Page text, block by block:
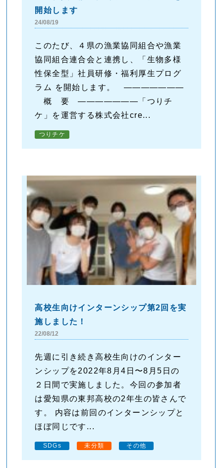
開始します
24/08/19
このたび、４県の漁業協同組合や漁業
協同組合連合会と連携し、「生物多様
性保全型」社員研修・福利厚生プログ
ラム を開始します。 ―――――――
概 要 ―――――――「つりチ
ケ」を運営する株式会社cre...
つりチケ
高校生向けインターンシップ第2回を実
施しました！
22/08/12
先週に引き続き高校生向けのインター
ンシップを2022年8月4日〜8月5日の
２日間で実施しました。今回の参加者
は愛知県の東邦高校の2年生の皆さんで
す。 内容は前回のインターンシップと
ほぼ同じです...
SDGs 未分類 その他